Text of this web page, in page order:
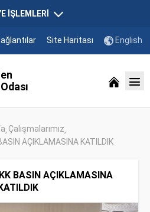
İŞLEMLERİ
Site Haritası English
Çalışmalarımız
AÇIKLAMASINA KATILDIK
BASIN AÇIKLAMASINA